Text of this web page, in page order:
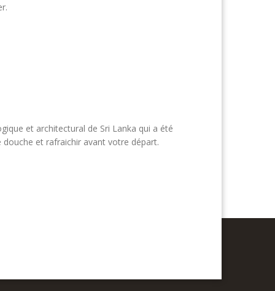
et architectural de Sri Lanka qui a été
et rafraichir avant votre départ.